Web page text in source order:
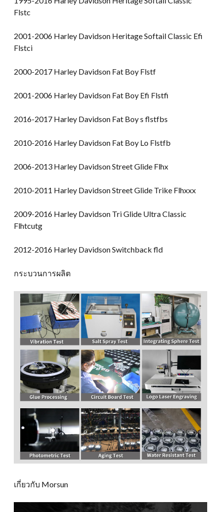
Flstc
2001-2006 Harley Davidson Heritage Softail Classic Efi
Flstci
2000-2017 Harley Davidson Fat Boy Flstf
2001-2006 Harley Davidson Fat Boy Efi Flstfi
2016-2017 Harley Davidson Fat Boy s flstfbs
2010-2016 Harley Davidson Fat Boy Lo Flstfb
2006-2013 Harley Davidson Street Glide Flhx
2010-2011 Harley Davidson Street Glide Trike Flhxxx
2009-2016 Harley Davidson Tri Glide Ultra Classic
Flhtcutg
2012-2016 Harley Davidson Switchback fld
กระบวนการผลิต
เกี่ยวกับ Morsun